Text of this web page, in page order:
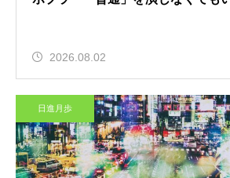
2026.08.02
日進月歩